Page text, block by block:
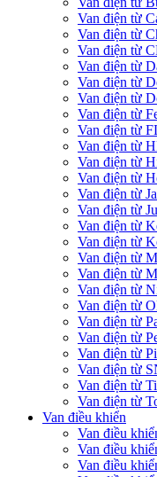
Van điện từ
Van điện từ
Van điện từ
Van điện từ
Van điện từ
Van điện từ
Van điện từ
Van điện từ
Van điện từ
Van điện từ
Van điện từ
Van điện từ
Van điện từ
Van điện từ
Van điện từ
Van điện từ
Van điện từ
Van điện từ
Van điện từ
Van điện từ
Van điện từ
Van điện từ
Van điện từ
Van điện từ
Van điện từ
Van điều khiển
Van điều
Van điều
Van điều